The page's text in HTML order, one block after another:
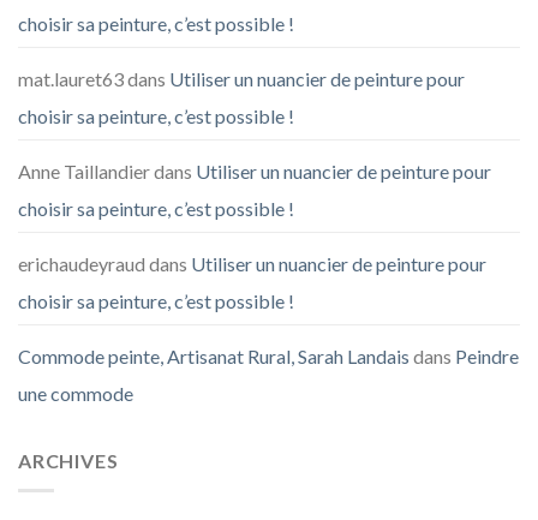
choisir sa peinture, c’est possible !
mat.lauret63dans Utiliser un nuancier de peinture pour
choisir sa peinture, c’est possible !
Anne Taillandierdans Utiliser un nuancier de peinture pour
choisir sa peinture, c’est possible !
erichaudeyraud dans Utiliser un nuancier de peinture pour
choisir sa peinture, c’est possible !
Commode peinte, Artisanat Rural, Sarah Landais dans Peindre
une commode
ARCHIVES